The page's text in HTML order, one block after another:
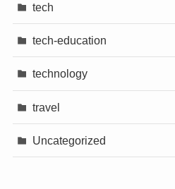
tech
tech-education
technology
travel
Uncategorized